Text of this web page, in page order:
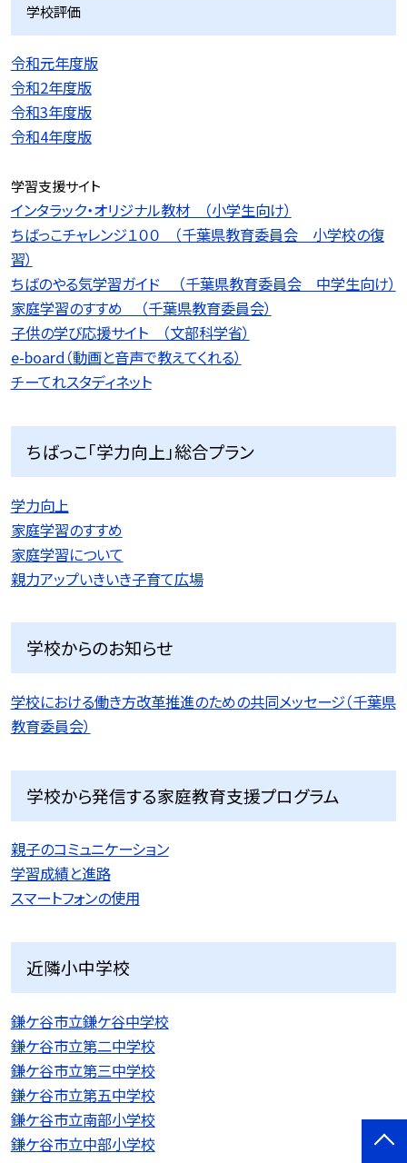
学校評価
令和元年度版
令和2年度版
令和3年度版
令和4年度版
学習支援サイト
インタラック・オリジナル教材 （小学生向け）
ちばっこチャレンジ１００ （千葉県教育委員会 小学校の復
習）
ちばのやる気学習ガイド （千葉県教育委員会 中学生向け）
家庭学習のすすめ （千葉県教育委員会）
子供の学び応援サイト （文部科学省）
e-board（動画と音声で教えてくれる）
チーてれスタディネット
ちばっこ「学力向上」総合プラン
学力向上
家庭学習のすすめ
家庭学習について
親力アップいきいき子育て広場
学校からのお知らせ
学校における働き方改革推進のための共同メッセージ（千葉県
教育委員会）
学校から発信する家庭教育支援プログラム
親子のコミュニケーション
学習成績と進路
スマートフォンの使用
近隣小中学校
鎌ケ谷市立鎌ケ谷中学校
鎌ケ谷市立第二中学校
鎌ケ谷市立第三中学校
鎌ケ谷市立第五中学校
鎌ケ谷市立南部小学校
鎌ケ谷市立中部小学校